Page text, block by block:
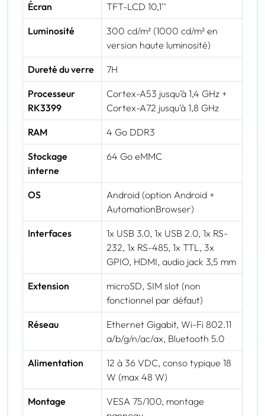
Écran TFT-LCD 10,1’’
Luminosité
300 cd/m² (1000 cd/m² en
version haute luminosité)
Dureté du verre 7H
Processeur
RK3399
Cortex-A53 jusqu’à 1,4 GHz +
Cortex-A72 jusqu’à 1,8 GHz
RAM 4 Go DDR3
Stockage
interne
64 Go eMMC
OS
Android (option Android +
AutomationBrowser)
Interfaces
1x USB 3.0, 1x USB 2.0, 1x RS-
232, 1x RS-485, 1x TTL, 3x
GPIO, HDMI, audio jack 3,5 mm
Extension
microSD, SIM slot (non
fonctionnel par défaut)
Réseau
Ethernet Gigabit, Wi-Fi 802.11
a/b/g/n/ac/ax, Bluetooth 5.0
Alimentation
12 à 36 VDC, conso typique 18
W (max 48 W)
Montage
VESA 75/100, montage